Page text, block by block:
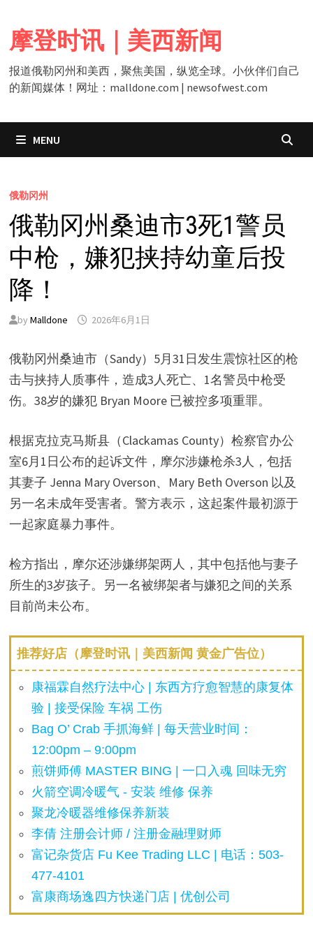
content
摩登时讯｜美西新闻
报道俄勒冈州和美西，聚焦美国，纵览全球。小伙伴们自己
的新闻媒体！网址：malldone.com | newsofwest.com
MENU
俄勒冈州
俄勒冈州桑迪市3死1警员
中枪，嫌犯挟持幼童后投
降！
by Malldone 2026年6月1日
俄勒冈州桑迪市（Sandy）5月31日发生震惊社区的枪
击与挟持人质事件，造成3人死亡、1名警员中枪受
伤。38岁的嫌犯 Bryan Moore 已被控多项重罪。
根据克拉克马斯县（Clackamas County）检察官办公
室6月1日公布的起诉文件，摩尔涉嫌枪杀3人，包括
其妻子 Jenna Mary Overson、Mary Beth Overson 以及
另一名未成年受害者。警方表示，这起案件最初源于
一起家庭暴力事件。
检方指出，摩尔还涉嫌绑架两人，其中包括他与妻子
所生的3岁孩子。另一名被绑架者与嫌犯之间的关系
目前尚未公布。
推荐好店（摩登时讯｜美西新闻 黄金广告位）
康福霖自然疗法中心 | 东西方疗愈智慧的康复体
验 | 接受保险 车祸 工伤
Bag O’ Crab 手抓海鲜 | 每天营业时间：
12:00pm – 9:00pm
煎饼师傅 MASTER BING | 一口入魂 回味无穷
火箭空调冷暖气 - 安装 维修 保养
聚龙冷暖器维修保养新装
李倩 注册会计师 / 注册金融理财师
富记杂货店 Fu Kee Trading LLC | 电话：503-
477-4101
富康商场逸四方快递门店 | 优创公司